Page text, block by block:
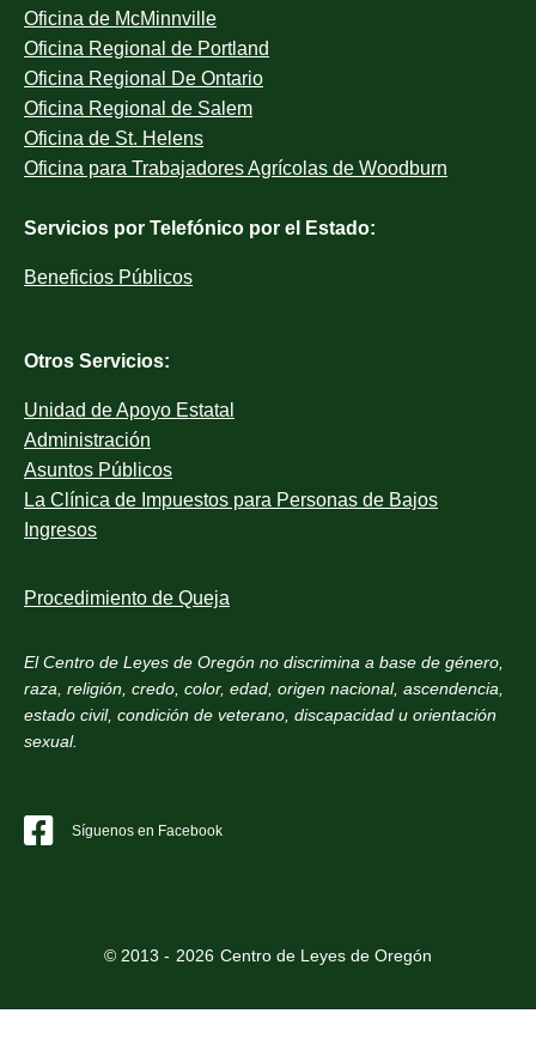
Oficina de McMinnville
Oficina Regional de Portland
Oficina Regional De Ontario
Oficina Regional de Salem
Oficina de St. Helens
Oficina para Trabajadores Agrícolas de Woodburn
Servicios por Telefónico por el Estado:
Beneficios Públicos
Otros Servicios:
Unidad de Apoyo Estatal
Administración
Asuntos Públicos
La Clínica de Impuestos para Personas de Bajos
Ingresos
Procedimiento de Queja
El Centro de Leyes de Oregón no discrimina a base de género,
raza, religión, credo, color, edad, origen nacional, ascendencia,
estado civil, condición de veterano, discapacidad u orientación
sexual.
Síguenos en Facebook
© 2013 - 2026 Centro de Leyes de Oregón